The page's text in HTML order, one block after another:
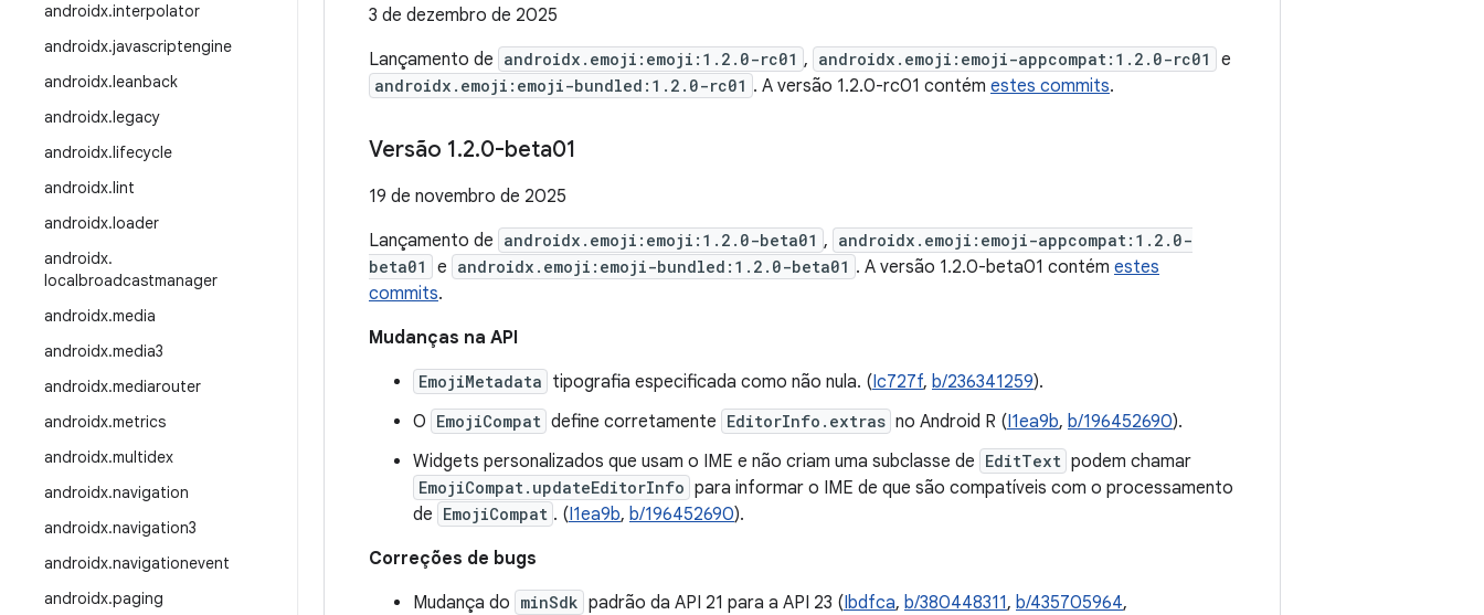
androidx.interpolator
androidx.javascriptengine
androidx.leanback
androidx.legacy
androidx.lifecycle
androidx.lint
androidx.loader
androidx.
localbroadcastmanager
androidx.media
androidx.media3
androidx.mediarouter
androidx.metrics
androidx.multidex
androidx.navigation
androidx.navigation3
androidx.navigationevent
androidx.paging
3 de dezembro de 2025
Lançamento de androidx.emoji:emoji:1.2.0-rc01 , androidx.emoji:emoji-appcompat:1.2.0-rc01 e
androidx.emoji:emoji-bundled:1.2.0-rc01 . A versão 1.2.0-rc01 contém estes commits.
Versão 1.2.0-beta01
19 de novembro de 2025
Lançamento de androidx.emoji:emoji:1.2.0-beta01 , androidx.emoji:emoji-appcompat:1.2.0-
beta01
e androidx.emoji:emoji-bundled:1.2.0-beta01 . A versão 1.2.0-beta01 contém estes
commits.
Mudanças na API
EmojiMetadata tipografia especificada como não nula. (Ic727f, b/236341259).
O EmojiCompat define corretamente EditorInfo.extras no Android R (I1ea9b, b/196452690).
Widgets personalizados que usam o IME e não criam uma subclasse de EditText podem chamar
EmojiCompat.updateEditorInfo para informar o IME de que são compatíveis com o processamento
de EmojiCompat . (I1ea9b, b/196452690).
Correções de bugs
Mudança do minSdk padrão da API 21 para a API 23 (Ibdfca, b/380448311, b/435705964,